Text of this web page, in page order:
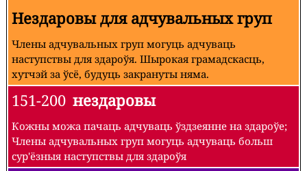
Нездаровы для адчувальных груп
Члены адчувальных груп могуць адчуваць
наступствы для здароўя. Шырокая грамадскасць,
хутчэй за ўсё, будуць закрануты няма.
151-200 нездаровы
Кожны можа пачаць адчуваць ўздзеянне на здароўе;
Члены адчувальных груп могуць адчуваць больш
сур'ёзныя наступствы для здароўя